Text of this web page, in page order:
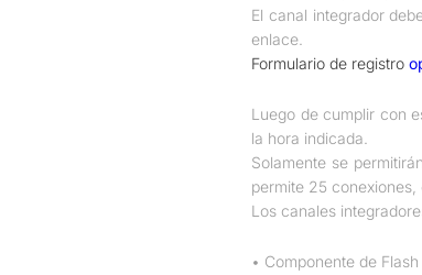
El canal integrador
enlace.
Formulario de registro
Luego de cumplir con
la hora indicada.
Solamente se
permite 25
Los canales
• Componente de